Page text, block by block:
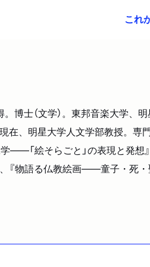
これ
博士（文学）。東邦音楽大学、
在、明星大学人文学部教授。専
――「絵そらごと」の表現と発想
物語る仏教絵画――童子・死・